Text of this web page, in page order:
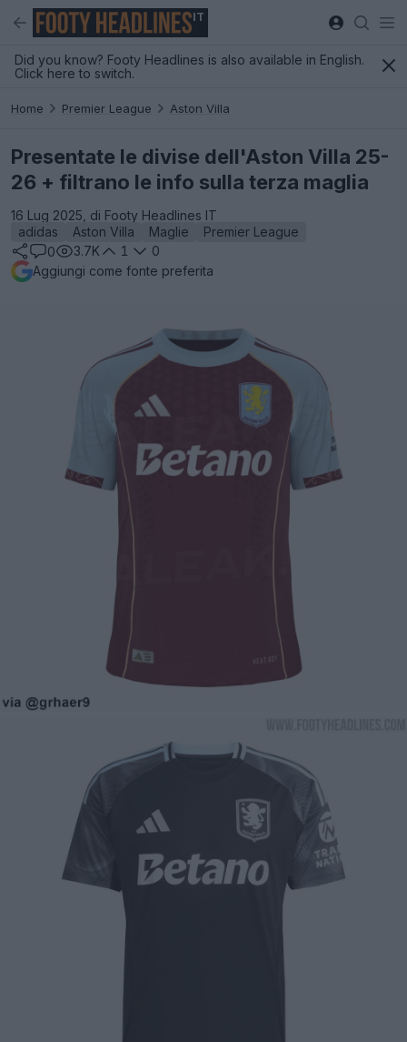
IT
Did you know? Footy Headlines is also available in English.
Click here to switch.
Home Premier League Aston Villa
Presentate le divise dell'Aston Villa 25-
26 + filtrano le info sulla terza maglia
16 Lug 2025, di Footy Headlines IT
adidas
Aston Villa Maglie
Premier League
0
3.7K 1
0
Aggiungi come fonte preferita